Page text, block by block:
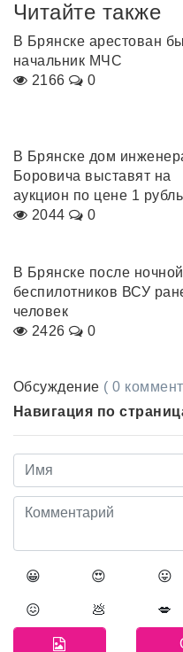
Читайте также
В Брянске арестован
начальник МЧС
2166
0
В Брянске дом
Боровича выставят на
аукцион по цене 1 рубль
2044
0
В Брянске после
беспилотников ВСУ
человек
2426
0
Обсуждение ( 0
Навигация по
😀 😍 😛
😖 💩 💋